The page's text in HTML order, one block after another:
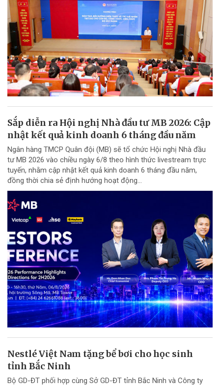
Sắp diễn ra Hội nghị Nhà đầu tư MB 2026: Cập
nhật kết quả kinh doanh 6 tháng đầu năm
Ngân hàng TMCP Quân đội (MB) sẽ tổ chức Hội nghị Nhà đầu
tư MB 2026 vào chiều ngày 6/8 theo hình thức livestream trực
tuyến, nhằm cập nhật kết quả kinh doanh 6 tháng đầu năm,
đồng thời chia sẻ định hướng hoạt động...
Nestlé Việt Nam tặng bể bơi cho học sinh
tỉnh Bắc Ninh
Bộ GD-ĐT phối hợp cùng Sở GD-ĐT tỉnh Bắc Ninh và Công ty